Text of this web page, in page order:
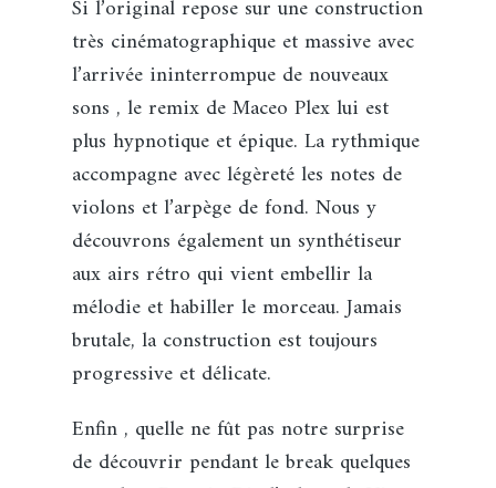
Si l’original repose sur une construction
très cinématographique et massive avec
l’arrivée ininterrompue de nouveaux
sons , le remix de Maceo Plex lui est
plus hypnotique et épique. La rythmique
accompagne avec légèreté les notes de
violons et l’arpège de fond. Nous y
découvrons également un synthétiseur
aux airs rétro qui vient embellir la
mélodie et habiller le morceau. Jamais
brutale, la construction est toujours
progressive et délicate.
Enfin , quelle ne fût pas notre surprise
de découvrir pendant le break quelques